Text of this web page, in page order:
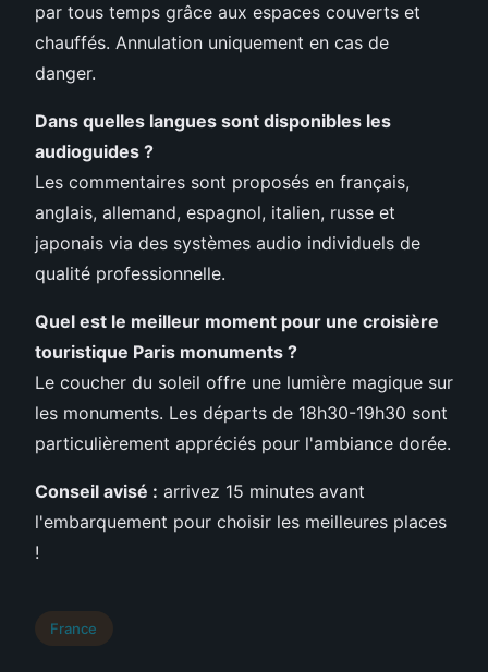
par tous temps grâce aux espaces couverts et
chauffés. Annulation uniquement en cas de
danger.
Dans quelles langues sont disponibles les
audioguides ?
Les commentaires sont proposés en français,
anglais, allemand, espagnol, italien, russe et
japonais via des systèmes audio individuels de
qualité professionnelle.
Quel est le meilleur moment pour une croisière
touristique Paris monuments ?
Le coucher du soleil offre une lumière magique sur
les monuments. Les départs de 18h30-19h30 sont
particulièrement appréciés pour l'ambiance dorée.
Conseil avisé : arrivez 15 minutes avant
l'embarquement pour choisir les meilleures places
!
France